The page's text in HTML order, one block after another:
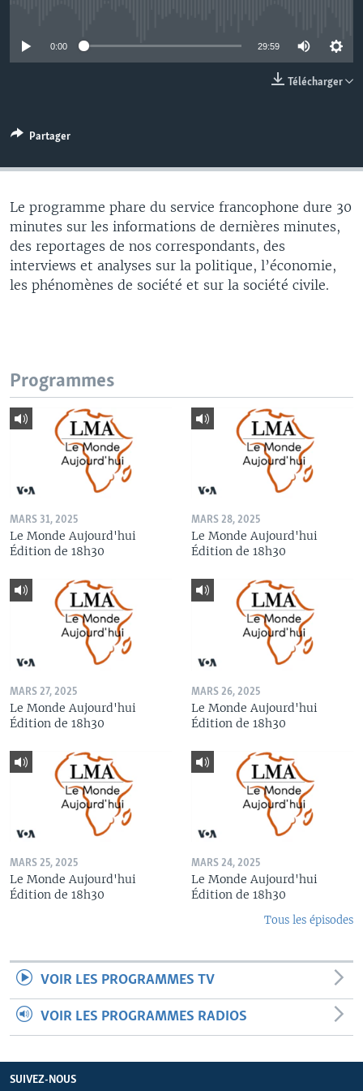
0:00 29:59
Télécharger
Partager
Le programme phare du service francophone dure 30
minutes sur les informations de dernières minutes,
des reportages de nos correspondants, des
interviews et analyses sur la politique, l’économie,
les phénomènes de société et sur la société civile.
Programmes
MARS 31, 2025
Le Monde Aujourd'hui
Édition de 18h30
MARS 28, 2025
Le Monde Aujourd'hui
Édition de 18h30
MARS 27, 2025
Le Monde Aujourd'hui
Édition de 18h30
MARS 26, 2025
Le Monde Aujourd'hui
Édition de 18h30
MARS 25, 2025
Le Monde Aujourd'hui
Édition de 18h30
MARS 24, 2025
Le Monde Aujourd'hui
Édition de 18h30
Tous les épisodes
VOIR LES PROGRAMMES TV
VOIR LES PROGRAMMES RADIOS
SUIVEZ-NOUS